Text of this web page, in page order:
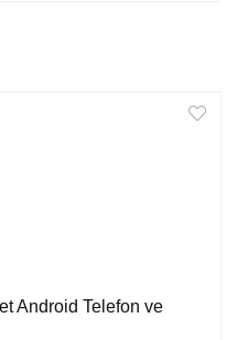
Android Telefon ve